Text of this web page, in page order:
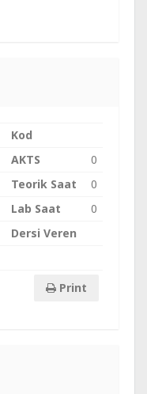
Kod
AKTS
0
Teorik Saat
0
Lab Saat
0
Dersi Veren
Print